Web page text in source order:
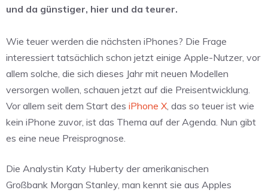
und da günstiger, hier und da teurer.
Wie teuer werden die nächsten iPhones? Die Frage
interessiert tatsächlich schon jetzt einige Apple-Nutzer, vor
allem solche, die sich dieses Jahr mit neuen Modellen
versorgen wollen, schauen jetzt auf die Preisentwicklung.
Vor allem seit dem Start des iPhone X, das so teuer ist wie
kein iPhone zuvor, ist das Thema auf der Agenda. Nun gibt
es eine neue Preisprognose.
Die Analystin Katy Huberty der amerikanischen
Großbank Morgan Stanley, man kennt sie aus Apples